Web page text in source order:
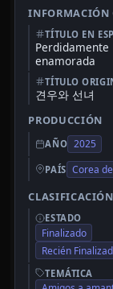
INFORMACIÓN
TÍTULO EN
Perdidamente
enamorada
TÍTULO
견우와 선녀
PRODUCCIÓN
AÑO 2025
PAÍS Corea
CLASIFICACIÓN
ESTADO
Finalizado
Recién
TEMÁTICA